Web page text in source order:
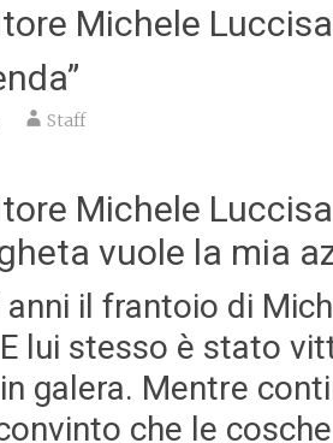
Michele
Staff
Michele
vuole la mia
il frantoio di
lui stesso è stato
galera. Mentre
convinto che le